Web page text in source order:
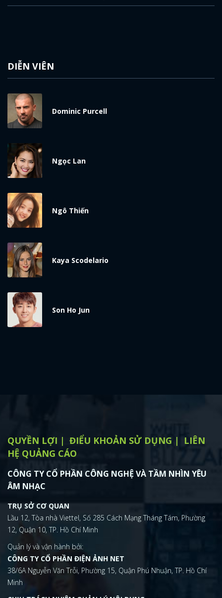
DIỄN VIÊN
Dominic Purcell
Ngọc Lan
Ngô Thiến
Kaya Scodelario
Son Ho Jun
QUYỀN LỢI ĐIỂU KHOẢN SỬ DỤNG
LIÊN
HỆ QUẢNG CÁO
CÔNG TY CỔ PHẦN CÔNG NGHỆ VÀ TẦM NHÌN YÊU
ÂM NHẠC
TRỤ SỞ CƠ QUAN
Lầu 12, Tòa nhà Viettel, Số 285 Cách Mạng Tháng Tám, Phường
12, Quận 10, TP. Hồ Chí Minh
Quản lý và vận hành bởi:
CÔNG TY CỔ PHẦN ĐIỆN ẢNH NET
38/6A Nguyễn Văn Trỗi, Phường 15, Quận Phú Nhuận, TP. Hồ Chí
Minh